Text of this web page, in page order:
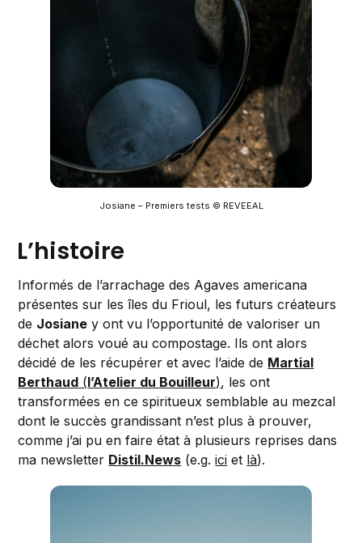
Josiane – Premiers tests © REVEEAL
L’histoire
Informés de l’arrachage des Agaves americana
présentes sur les îles du Frioul, les futurs créateurs
de Josiane y ont vu l’opportunité de valoriser un
déchet alors voué au compostage. Ils ont alors
décidé de les récupérer et avec l’aide de Martial
Berthaud (l’Atelier du Bouilleur), les ont
transformées en ce spiritueux semblable au mezcal
dont le succès grandissant n’est plus à prouver,
comme j’ai pu en faire état à plusieurs reprises dans
ma newsletter Distil.News (e.g.ici et là).